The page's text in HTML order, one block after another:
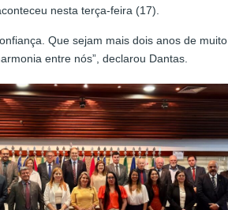
nesta terça-feira (17).
Que sejam mais dois anos de muito
entre nós”, declarou Dantas.